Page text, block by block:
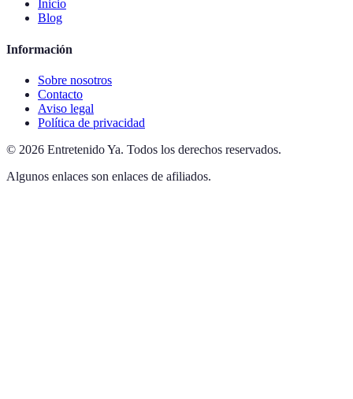
Inicio
Blog
Información
Sobre nosotros
Contacto
Aviso legal
Política de privacidad
© 2026 Entretenido Ya. Todos los derechos reservados.
Algunos enlaces son enlaces de afiliados.